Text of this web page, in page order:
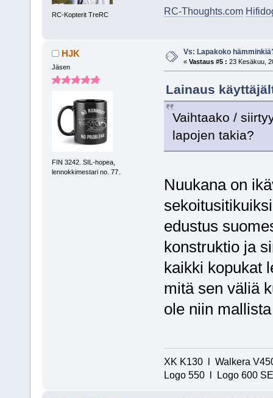
RC-Kopterit TreRC RC-Thoughts.com
HJK
Jäsen
FIN 3242. SIL-hopea,
lennokkimestari no. 77.
Vs: Lapakoko
« Vastaus #5 : 23 Kesäkuu,
Lainaus
Vaihtaako /
lapojen takia?
Nuukana on
edustus
konstruktio ja
kaikki kopukat
mitä sen väliä
ole niin
XK K130 l Walkera
Logo 550 l Logo 600